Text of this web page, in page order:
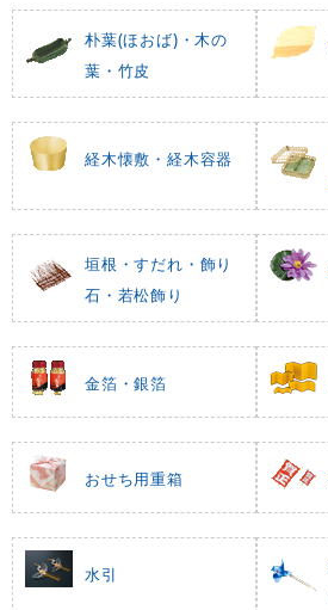
朴葉(ほおば)・木の
葉・竹皮
経木懐敷・経木容器
垣根・すだれ・飾り
石・若松飾り
金箔・銀箔
おせち用重箱
水引